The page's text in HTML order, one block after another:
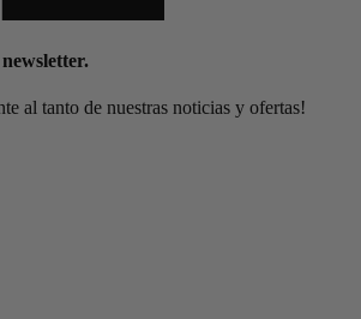
al tanto de nuestras noticias y ofertas!